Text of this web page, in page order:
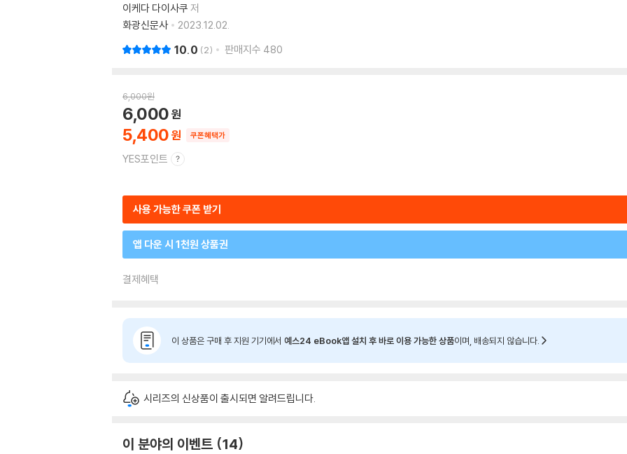
이케다 다이사쿠 저
화광신문사
2023.12.02.
10.0 2 판매지수 480
6,000원
5,400
6,000
쿠폰혜택가
YES포인트
사용 가능한 쿠폰 받기
앱 다운 시 1천원 상품권
결제혜택
이 상품은 구매 후 지원 기기에서 예스24 eBook앱 설치 후 바로 이용 가능한 상품이며, 배송되지 않습니다.
시리즈의 신상품이 출시되면 알려드립니다.
이 분야의 이벤트 14